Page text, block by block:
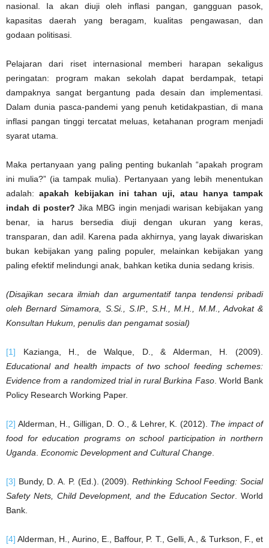
nasional. Ia akan diuji oleh inflasi pangan, gangguan pasok,
kapasitas daerah yang beragam, kualitas pengawasan, dan
godaan politisasi.
Pelajaran dari riset internasional memberi harapan sekaligus
peringatan: program makan sekolah dapat berdampak, tetapi
dampaknya sangat bergantung pada desain dan implementasi.
Dalam dunia pasca-pandemi yang penuh ketidakpastian, di mana
inflasi pangan tinggi tercatat meluas, ketahanan program menjadi
syarat utama.
Maka pertanyaan yang paling penting bukanlah “apakah program
ini mulia?” (ia tampak mulia). Pertanyaan yang lebih menentukan
adalah:apakah kebijakan ini tahan uji, atau hanya tampak
indah di poster? Jika MBG ingin menjadi warisan kebijakan yang
benar, ia harus bersedia diuji dengan ukuran yang keras,
transparan, dan adil. Karena pada akhirnya, yang layak diwariskan
bukan kebijakan yang paling populer, melainkan kebijakan yang
paling efektif melindungi anak, bahkan ketika dunia sedang krisis.
(Disajikan secara ilmiah dan argumentatif tanpa tendensi pribadi
oleh Bernard Simamora, S.Si., S.IP., S.H., M.H., M.M., Advokat &
Konsultan Hukum, penulis dan pengamat sosial)
[1] Kazianga, H., de Walque, D., & Alderman, H. (2009).
Educational and health impacts of two school feeding schemes:
Evidence from a randomized trial in rural Burkina Faso. World Bank
Policy Research Working Paper.
[2] Alderman, H., Gilligan, D. O., & Lehrer, K. (2012). The impact of
food for education programs on school participation in northern
Uganda. Economic Development and Cultural Change.
[3] Bundy, D. A. P. (Ed.). (2009). Rethinking School Feeding: Social
Safety Nets, Child Development, and the Education Sector. World
Bank.
[4] Alderman, H., Aurino, E., Baffour, P. T., Gelli, A., & Turkson, F., et